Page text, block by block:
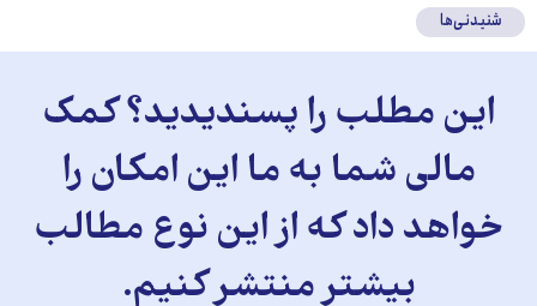
شنیدنی‌ها
این مطلب را پسندیدید؟ کمک
مالی شما به ما این امکان را
خواهد داد که از این نوع مطالب
بیشتر منتشر کنیم.